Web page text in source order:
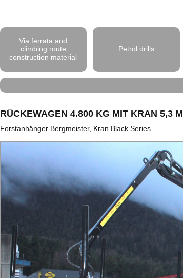
Via ferrata and
climbing route
construction material
Petrol drills
RÜCKEWAGEN 4.800 KG MIT KRAN 5,3 M
Forstanhänger Bergmeister, Kran Black Series